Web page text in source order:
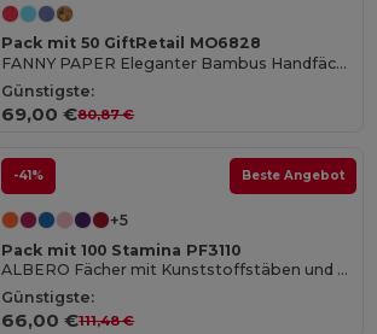
Pack mit 50 GiftRetail MO6828
FANNY PAPER Eleganter Bambus Handfächer aus Papierstoff
Günstigste:
69,00 €80,87 €
-41% Beste Angebot
+5
Pack mit 100 Stamina PF3110
ALBERO Fächer mit Kunststoffstäben und Polyestergewebe
Günstigste:
66,00 €111,48 €